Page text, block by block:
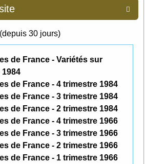

(depuis 30 jours)
de France - Variétés sur
de France - 4 trimestre 1984
de France - 3 trimestre 1984
de France - 2 trimestre 1984
de France - 4 trimestre 1966
de France - 3 trimestre 1966
de France - 2 trimestre 1966
de France - 1 trimestre 1966